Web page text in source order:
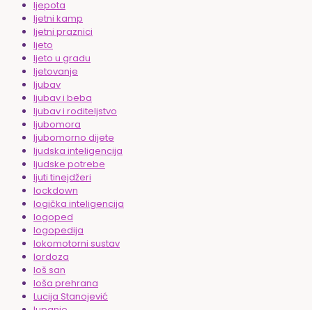
ljepota
ljetni kamp
ljetni praznici
ljeto
ljeto u gradu
ljetovanje
ljubav
ljubav i beba
ljubav i roditeljstvo
ljubomora
ljubomorno dijete
ljudska inteligencija
ljudske potrebe
ljuti tinejdžeri
lockdown
logička inteligencija
logoped
logopedija
lokomotorni sustav
lordoza
loš san
loša prehrana
Lucija Stanojević